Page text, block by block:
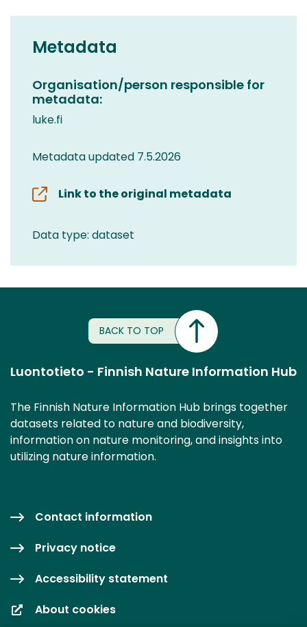
Metadata
Organisation/person responsible for
metadata:
luke.fi
Metadata updated 7.5.2026
Link to the original metadata
Data type: dataset
BACK TO TOP
Luontotieto - Finnish Nature Information Hub
The Finnish Nature Information Hub brings together
datasets related to nature and biodiversity,
information on nature monitoring, and insights into
utilizing nature information.
Contact information
Privacy notice
Accessibility statement
About cookies